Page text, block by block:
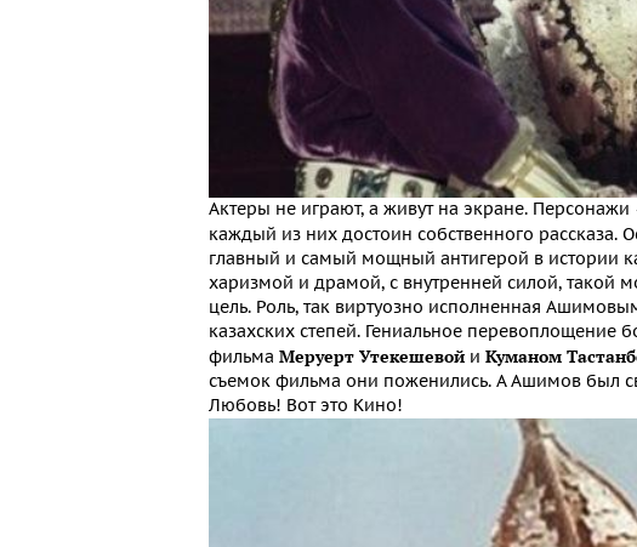
Актеры не играют, а живут на экране.
каждый из них достоин собственного рассказа.
главный и самый мощный антигерой в истории
харизмой и драмой, с внутренней силой, такой
цель. Роль, так виртуозно исполненная
казахских степей. Гениальное
фильма Меруерт Утекешевой и Куманом
съемок фильма они поженились. А Ашимов был
Любовь! Вот это Кино!